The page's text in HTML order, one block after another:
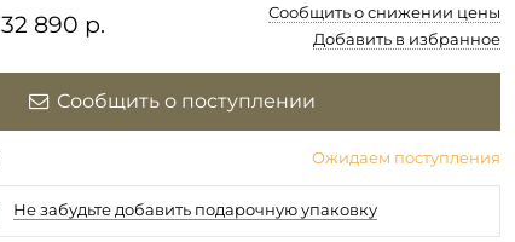
32 890 р.
Сообщить о снижении цены
Добавить в избранное
Сообщить о поступлении
Ожидаем поступления
Не забудьте добавить подарочную упаковку